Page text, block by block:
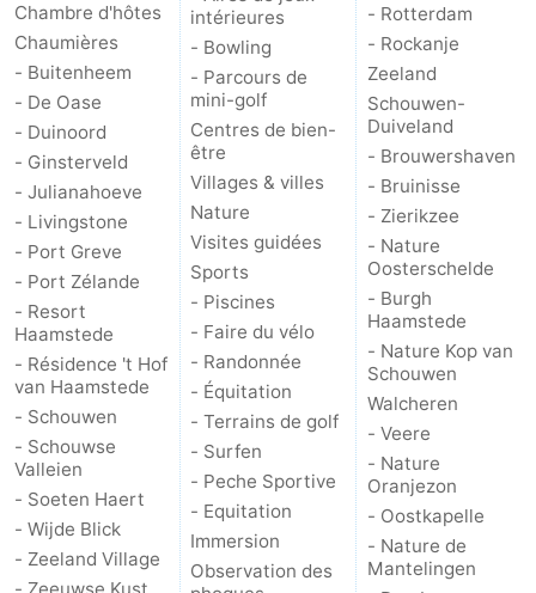
van
Schouwen
Veere
-
Nature
Oranjezon
-
Oostkapelle
-
Nature
Mantelingen
Zoutelande
-
Vlissingen
Middelburg
Météo
Contact
Chambre d'hôtes
Chaumières
- Buitenheem
- De Oase
- Duinoord
- Ginsterveld
- Julianahoeve
- Livingstone
- Port Greve
- Port Zélande
- Resort
Haamstede
- Résidence 't Hof
van Haamstede
- Schouwen
- Schouwse
Valleien
- Soeten Haert
- Wijde Blick
- Zeeland Village
intérieures
- Bowling
- Parcours de
mini-golf
Centres de bien-
être
Villages & villes
Nature
Visites guidées
Sports
- Piscines
- Faire du vélo
- Randonnée
- Équitation
- Terrains de golf
- Surfen
- Peche Sportive
- Equitation
Immersion
Observation des
- Rotterdam
- Rockanje
Zeeland
Schouwen-
Duiveland
- Brouwershaven
- Bruinisse
- Zierikzee
- Nature
Oosterschelde
- Burgh
Haamstede
- Nature Kop van
Schouwen
Walcheren
- Veere
- Nature
Oranjezon
- Oostkapelle
- Nature de
Mantelingen